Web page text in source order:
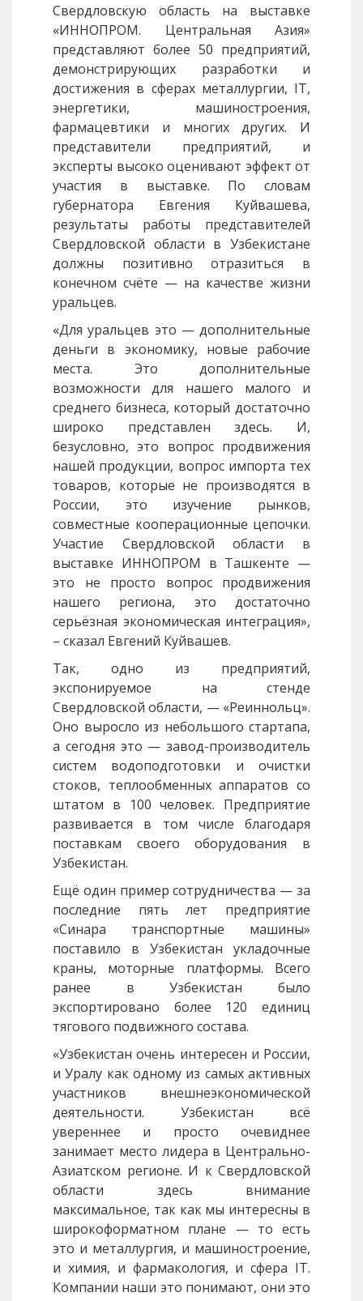
Свердловскую область на выставке
«ИННОПРОМ. Центральная Азия»
представляют более 50 предприятий,
демонстрирующих разработки и
достижения в сферах металлургии, IT,
энергетики, машиностроения,
фармацевтики и многих других. И
представители предприятий, и
эксперты высоко оценивают эффект от
участия в выставке. По словам
губернатора Евгения Куйвашева,
результаты работы представителей
Свердловской области в Узбекистане
должны позитивно отразиться в
конечном счёте — на качестве жизни
уральцев.
«Для уральцев это — дополнительные
деньги в экономику, новые рабочие
места. Это дополнительные
возможности для нашего малого и
среднего бизнеса, который достаточно
широко представлен здесь. И,
безусловно, это вопрос продвижения
нашей продукции, вопрос импорта тех
товаров, которые не производятся в
России, это изучение рынков,
совместные кооперационные цепочки.
Участие Свердловской области в
выставке ИННОПРОМ в Ташкенте —
это не просто вопрос продвижения
нашего региона, это достаточно
серьёзная экономическая интеграция»,
– сказал Евгений Куйвашев.
Так, одно из предприятий,
экспонируемое на стенде
Свердловской области, — «Реиннольц».
Оно выросло из небольшого стартапа,
а сегодня это — завод-производитель
систем водоподготовки и очистки
стоков, теплообменных аппаратов со
штатом в 100 человек. Предприятие
развивается в том числе благодаря
поставкам своего оборудования в
Узбекистан.
Ещё один пример сотрудничества — за
последние пять лет предприятие
«Синара транспортные машины»
поставило в Узбекистан укладочные
краны, моторные платформы. Всего
ранее в Узбекистан было
экспортировано более 120 единиц
тягового подвижного состава.
«Узбекистан очень интересен и России,
и Уралу как одному из самых активных
участников внешнеэкономической
деятельности. Узбекистан всё
увереннее и просто очевиднее
занимает место лидера в Центрально-
Азиатском регионе. И к Свердловской
области здесь внимание
максимальное, так как мы интересны в
широкоформатном плане — то есть
это и металлургия, и машиностроение,
и химия, и фармакология, и сфера IT.
Компании наши это понимают, они это